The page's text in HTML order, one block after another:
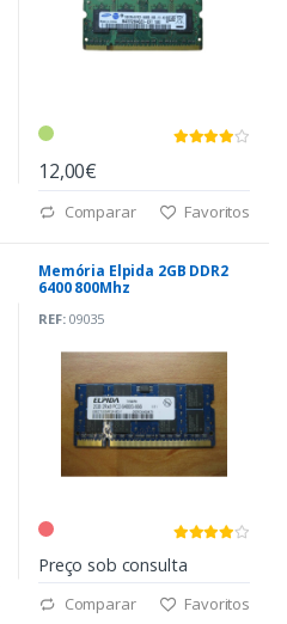
12,00€
Comparar Favoritos
Memória Elpida 2GB DDR2
6400 800Mhz
REF:09035
Preço sob consulta
Comparar Favoritos